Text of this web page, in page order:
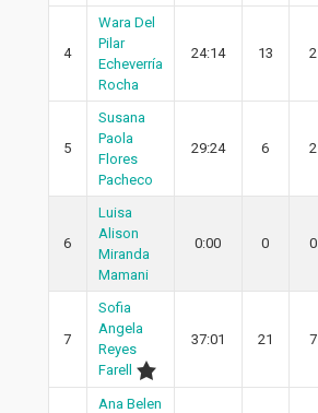
4
Wara Del
Pilar
Echeverría
Rocha
24:14 13 2
5
Susana
Paola
Flores
Pacheco
29:24 6 2
6
Luisa
Alison
Miranda
Mamani
0:00 0 0
7
Sofia
Angela
Reyes
Farell
37:01 21 7
Ana Belen